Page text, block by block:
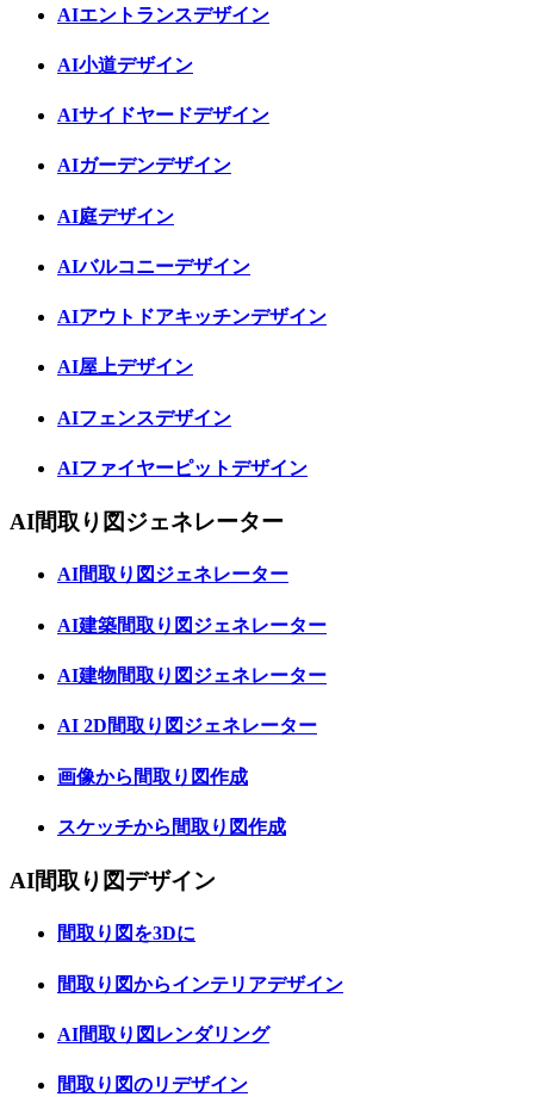
AIエントランスデザイン
AI小道デザイン
AIサイドヤードデザイン
AIガーデンデザイン
AI庭デザイン
AIバルコニーデザイン
AIアウトドアキッチンデザイン
AI屋上デザイン
AIフェンスデザイン
AIファイヤーピットデザイン
AI間取り図ジェネレーター
AI間取り図ジェネレーター
AI建築間取り図ジェネレーター
AI建物間取り図ジェネレーター
AI 2D間取り図ジェネレーター
画像から間取り図作成
スケッチから間取り図作成
AI間取り図デザイン
間取り図を3Dに
間取り図からインテリアデザイン
AI間取り図レンダリング
間取り図のリデザイン